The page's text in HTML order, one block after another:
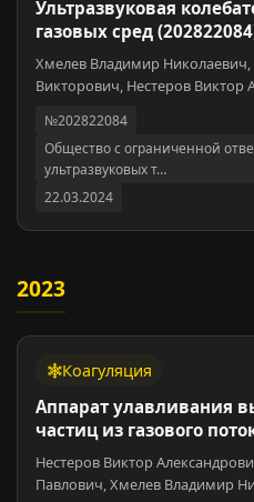
Ультразвуковая
газовых сред
Хмелев Владимир
Викторович, Нестеров Виктор
№202822084
Общество с ограниченной
ультразвуковых т…
22.03.2024
2023
Коагуляция
Аппарат улавливания
частиц из газового
Нестеров Виктор
Павлович, Хмелев Владимир